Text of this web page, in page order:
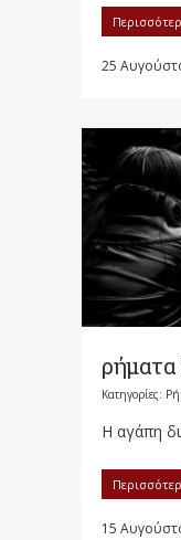
25
Κατηγορίες:
Η αγάπη
15